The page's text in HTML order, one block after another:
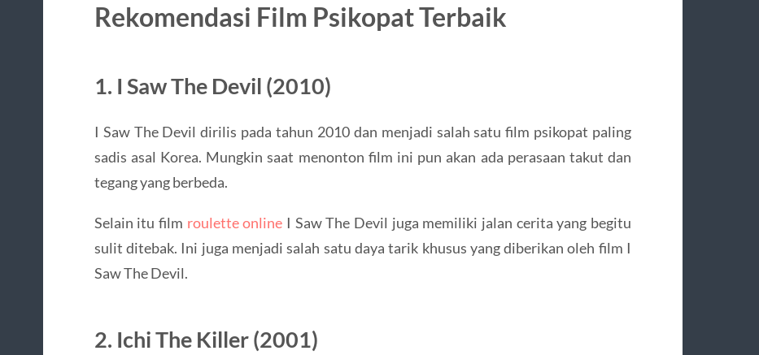
Rekomendasi Film Psikopat Terbaik
1. I Saw The Devil (2010)
I Saw The Devil dirilis pada tahun 2010 dan menjadi salah satu film psikopat paling
sadis asal Korea. Mungkin saat menonton film ini pun akan ada perasaan takut dan
tegang yang berbeda.
Selain itu film roulette online I Saw The Devil juga memiliki jalan cerita yang begitu
sulit ditebak. Ini juga menjadi salah satu daya tarik khusus yang diberikan oleh film I
Saw The Devil.
2. Ichi The Killer (2001)